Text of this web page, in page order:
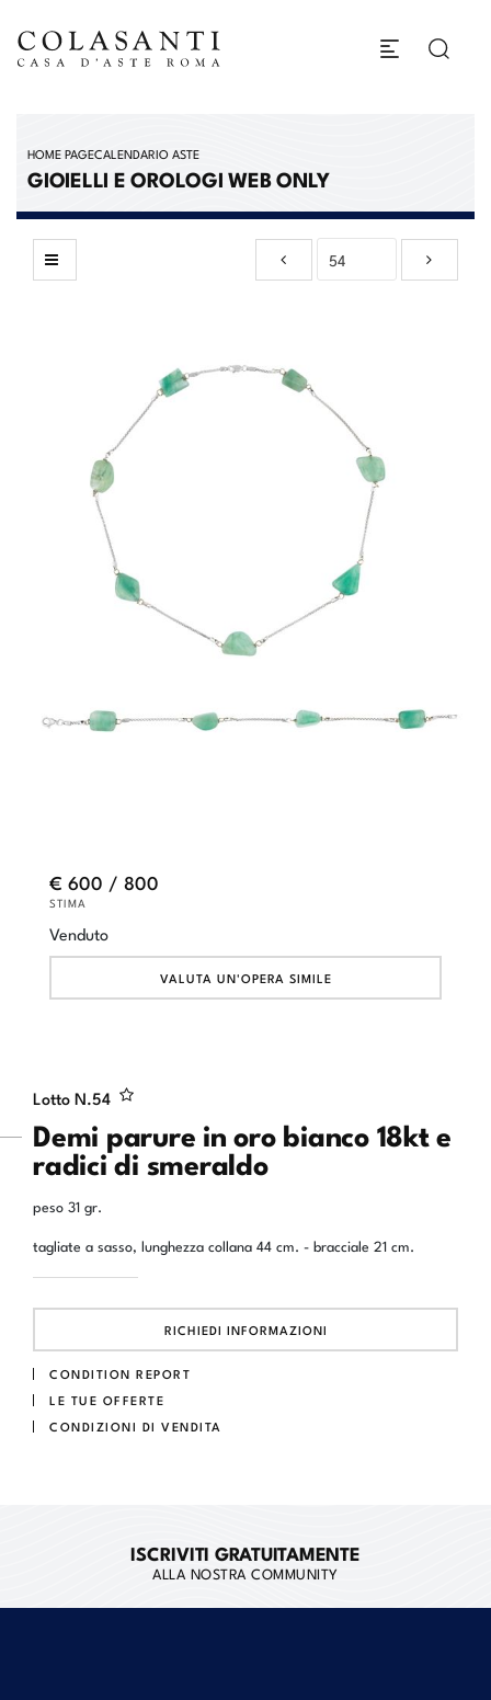
HOME PAGECALENDARIO ASTE
GIOIELLI E OROLOGI WEB ONLY
Lotto N.54
Demi parure in oro bianco 18kt e
radici di smeraldo
peso 31 gr.
tagliate a sasso, lunghezza collana 44 cm. - bracciale 21 cm.
RICHIEDI INFORMAZIONI
CONDITION REPORT
LE TUE OFFERTE
CONDIZIONI DI VENDITA
€ 600 / 800
STIMA
Venduto
VALUTA UN'OPERA SIMILE
ISCRIVITI GRATUITAMENTE
ALLA NOSTRA COMMUNITY